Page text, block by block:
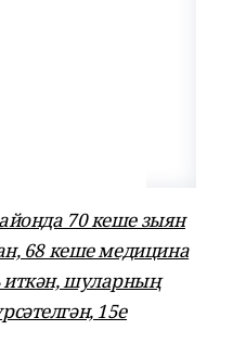
70 кеше зыян
68 кеше медицина
иткән, шуларның
15е